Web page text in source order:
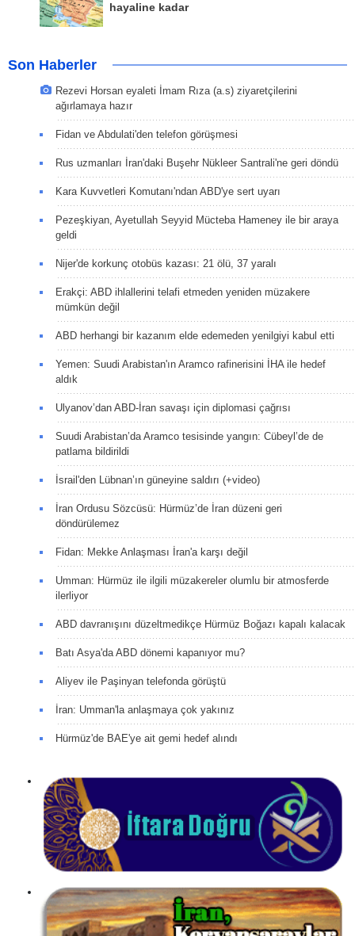
hayaline kadar
Son Haberler
Rezevi Horsan eyaleti İmam Rıza (a.s) ziyaretçilerini
ağırlamaya hazır
Fidan ve Abdulati'den telefon görüşmesi
Rus uzmanları İran'daki Buşehr Nükleer Santrali'ne geri döndü
Kara Kuvvetleri Komutanı'ndan ABD'ye sert uyarı
Pezeşkiyan, Ayetullah Seyyid Mücteba Hameney ile bir araya
geldi
Nijer'de korkunç otobüs kazası: 21 ölü, 37 yaralı
Erakçi: ABD ihlallerini telafi etmeden yeniden müzakere
mümkün değil
ABD herhangi bir kazanım elde edemeden yenilgiyi kabul etti
Yemen: Suudi Arabistan'ın Aramco rafinerisini İHA ile hedef
aldık
Ulyanov’dan ABD-İran savaşı için diplomasi çağrısı
Suudi Arabistan’da Aramco tesisinde yangın: Cübeyl’de de
patlama bildirildi
İsrail'den Lübnan’ın güneyine saldırı (+video)
İran Ordusu Sözcüsü: Hürmüz’de İran düzeni geri
döndürülemez
Fidan: Mekke Anlaşması İran'a karşı değil
Umman: Hürmüz ile ilgili müzakereler olumlu bir atmosferde
ilerliyor
ABD davranışını düzeltmedikçe Hürmüz Boğazı kapalı kalacak
Batı Asya'da ABD dönemi kapanıyor mu?
Aliyev ile Paşinyan telefonda görüştü
İran: Umman'la anlaşmaya çok yakınız
Hürmüz'de BAE'ye ait gemi hedef alındı